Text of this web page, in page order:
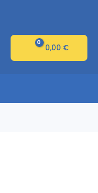
0,00 €